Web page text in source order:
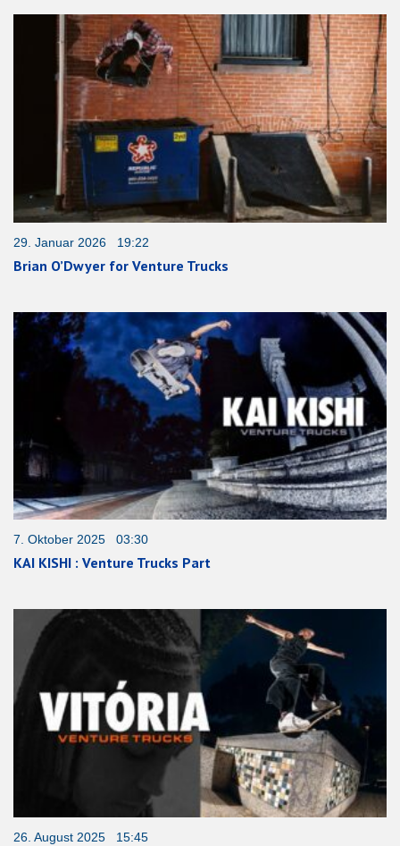
29. Januar 2026 19:22
Brian O’Dwyer for Venture Trucks
7. Oktober 2025 03:30
KAI KISHI : Venture Trucks Part
26. August 2025 15:45